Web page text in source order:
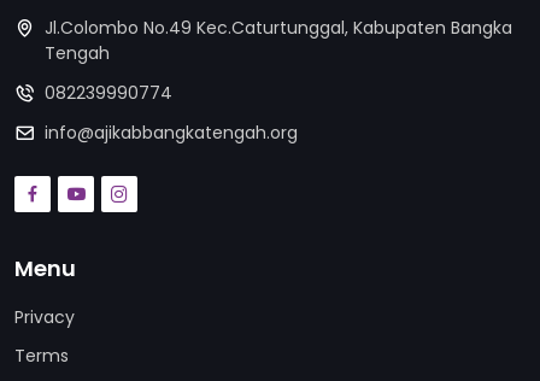
Jl.Colombo No.49 Kec.Caturtunggal, Kabupaten Bangka
Tengah
082239990774
info@ajikabbangkatengah.org
Menu
Privacy
Terms